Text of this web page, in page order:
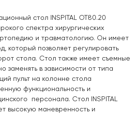
стол INSPITAL OT80.20
спектра хирургических
и травматологию. Он имеет
который позволяет регулировать
стола. Стол также имеет съемные
заменять в зависимости от типа
пульт на колонне стола
функциональность и
персонала. Стол INSPITAL
высокую маневренность и